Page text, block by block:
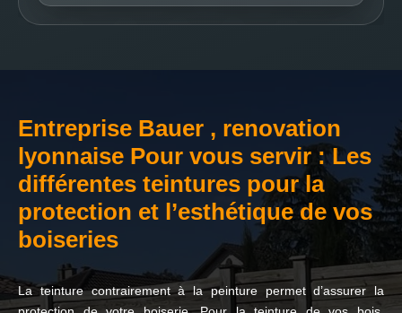
Entreprise Bauer , renovation
lyonnaise Pour vous servir : Les
différentes teintures pour la
protection et l’esthétique de vos
boiseries
La teinture contrairement à la peinture permet d’assurer la